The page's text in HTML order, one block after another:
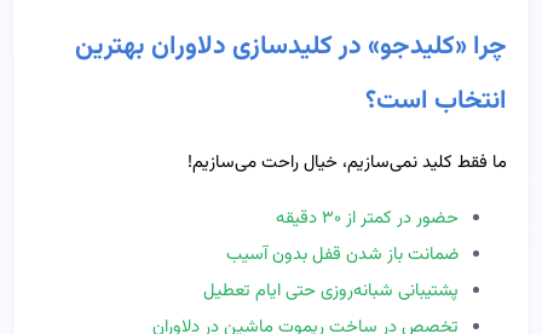
چرا «کلیدجو» در کلیدسازی دلاوران بهترین
انتخاب است؟
ما فقط کلید نمی‌سازیم، خیال راحت می‌سازیم!
حضور در کمتر از ۳۰ دقیقه
ضمانت باز شدن قفل بدون آسیب
پشتیبانی شبانه‌روزی حتی ایام تعطیل
تخصص در ساخت ریموت ماشین در دلاوران